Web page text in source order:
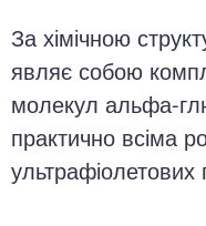
За хімічною
являє собою
молекул альфа-
практично всіма